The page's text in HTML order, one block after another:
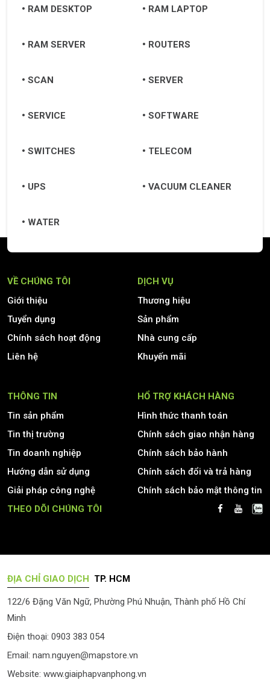
RAM DESKTOP RAM LAPTOP
RAM SERVER ROUTERS
SCAN SERVER
SERVICE SOFTWARE
SWITCHES TELECOM
UPS VACUUM CLEANER
WATER
VỀ CHÚNG TÔI
Giới thiệu
Tuyển dụng
Chính sách hoạt động
Liên hệ
DỊCH VỤ
Thương hiệu
Sản phẩm
Nhà cung cấp
Khuyến mãi
THÔNG TIN
Tin sản phẩm
Tin thị trường
Tin doanh nghiệp
Hướng dẫn sử dụng
Giải pháp công nghệ
HỔ TRỢ KHÁCH HÀNG
Hình thức thanh toán
Chính sách giao nhận hàng
Chính sách bảo hành
Chính sách đổi và trả hàng
Chính sách bảo mật thông tin
THEO DÕI CHÚNG TÔI
ĐỊA CHỈ GIAO DỊCH TP. HCM
122/6 Đặng Văn Ngữ, Phường Phú Nhuận, Thành phố Hồ Chí
Minh
Điện thoại: 0903 383 054
Email: nam.nguyen@mapstore.vn
Website: www.giaiphapvanphong.vn